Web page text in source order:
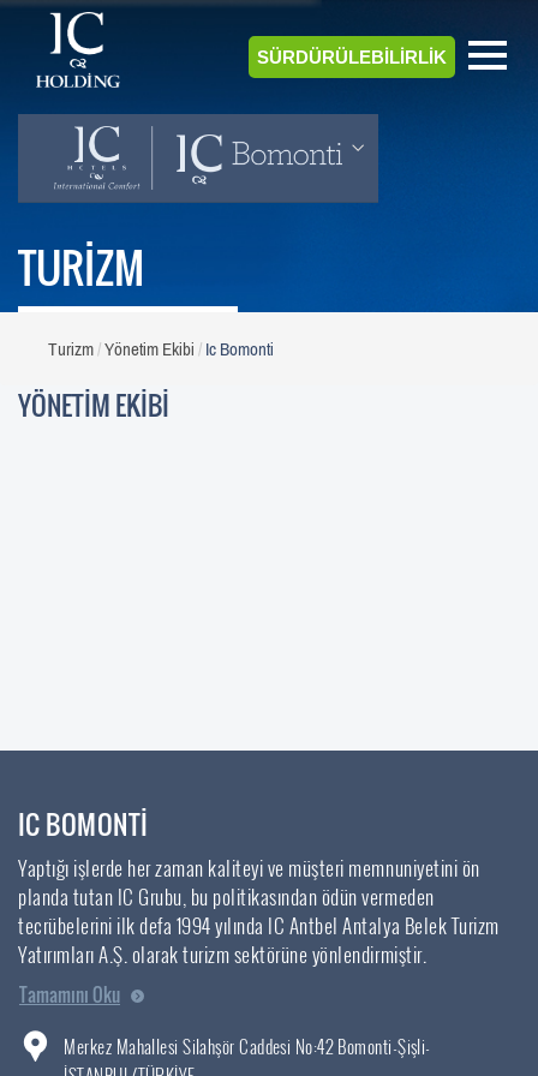
SÜRDÜRÜLEBİLİRLİK
TURİZM
Turizm Yönetim Ekibi Ic Bomonti
YÖNETİM EKİBİ
IC BOMONTİ
Yaptığı işlerde her zaman kaliteyi ve müşteri memnuniyetini ön
planda tutan IC Grubu, bu politikasından ödün vermeden
tecrübelerini ilk defa 1994 yılında IC Antbel Antalya Belek Turizm
Yatırımları A.Ş. olarak turizm sektörüne yönlendirmiştir.
Tamamını Oku
Merkez Mahallesi Silahşör Caddesi No:42 Bomonti-Şişli-